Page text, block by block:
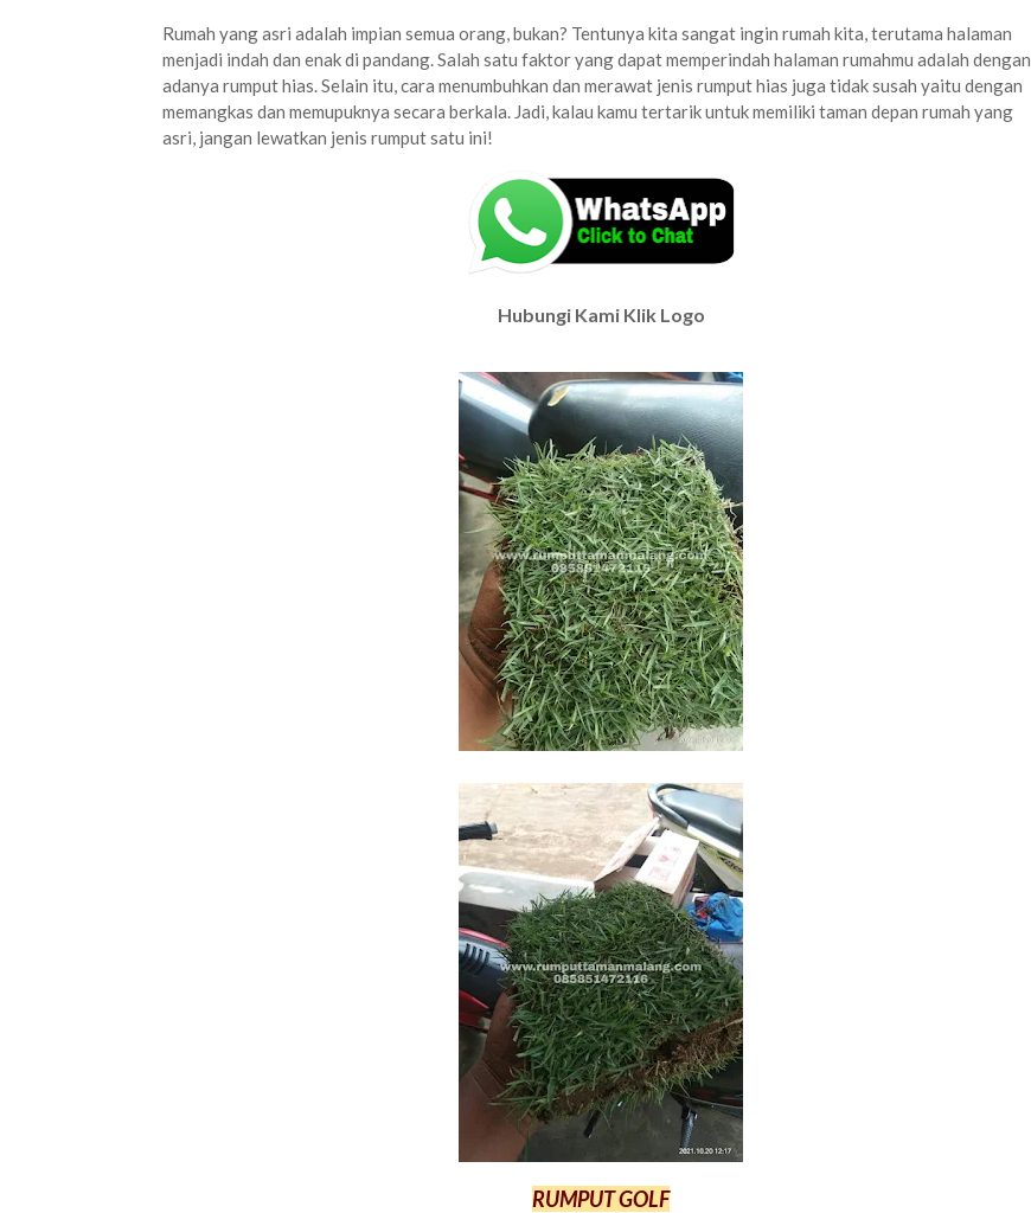
Rumah yang asri adalah impian semua orang, bukan? Tentunya kita sangat ingin rumah kita, terutama halaman
menjadi indah dan enak di pandang. Salah satu faktor yang dapat memperindah halaman rumahmu adalah dengan
adanya rumput hias. Selain itu, cara menumbuhkan dan merawat jenis rumput hias juga tidak susah yaitu dengan
memangkas dan memupuknya secara berkala. Jadi, kalau kamu tertarik untuk memiliki taman depan rumah yang
asri, jangan lewatkan jenis rumput satu ini!
Hubungi Kami Klik Logo
RUMPUT GOLF